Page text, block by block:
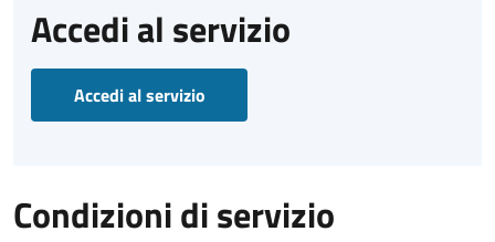
Accedi al servizio
Accedi al servizio
Condizioni di servizio